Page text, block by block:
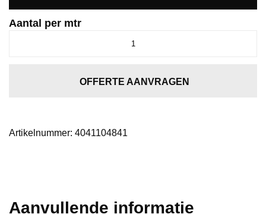
Aantal per mtr
OFFERTE AANVRAGEN
Artikelnummer: 4041104841
Aanvullende informatie